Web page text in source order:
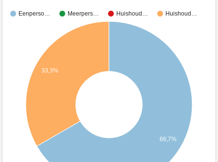
Eenperso… Meerpers… Huishoud… Huishoud…
33,3%
66,7%